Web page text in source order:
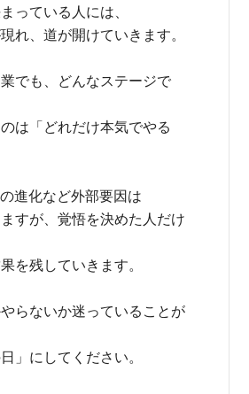
っている人には、
れ、道が開けていきます。
でも、どんなステージで
は「どれだけ本気でやる
進化など外部要因は
すが、覚悟を決めた人だけ
を残していきます。
らないか迷っていることが
」にしてください。